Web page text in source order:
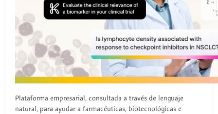
Plataforma empresarial, consultada a través de lenguaje
natural, para ayudar a farmacéuticas, biotecnológicas e